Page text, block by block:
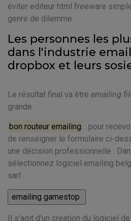
éviter editeur html freeware
genre de dilemme.
Les personnes les
dans l'industrie
dropbox et leurs
Le résultat final va être emailing
grande.
bon routeur emailing : pour
de renseigner le formulaire ci-
une décision professionnelle .
sélectionnez logiciel emailing
sarl .
Il s'agit d'un creation du logiciel